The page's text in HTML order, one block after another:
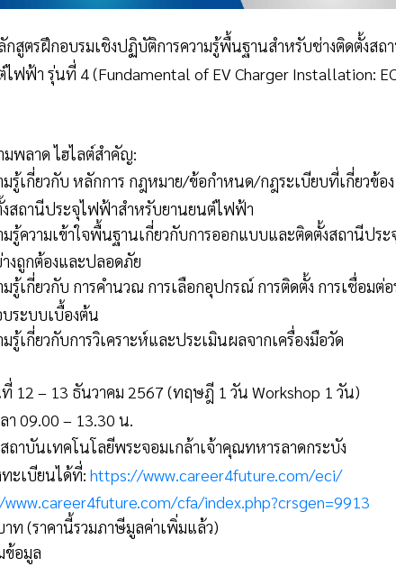
กสูตรฝึกอบรมเชิงปฏิบัติการความรู้พื้นฐานสำหรับช่างติดตั้งสถ
ไฟฟ้า รุ่นที่ 4 (Fundamental of EV Charger Installation:
มพลาด ไฮไลต์สำคัญ:
มรู้เกี่ยวกับ หลักการ กฎหมาย/ข้อกำหนด/กฎระเบียบที่เกี่ยวข้อ
งสถานีประจุไฟฟ้าสำหรับยานยนต์ไฟฟ้า
มรู้ความเข้าใจพื้นฐานเกี่ยวกับการออกแบบและติดตั้งสถานีปร
งถูกต้องและปลอดภัย
มรู้เกี่ยวกับ การคำนวณ การเลือกอุปกรณ์ การติดตั้ง การเชื่อมต่
ระบบเบื้องต้น
มรู้เกี่ยวกับการวิเคราะห์และประเมินผลจากเครื่องมือวัด
12 – 13 ธันวาคม 2567 (ทฤษฎี 1 วัน Workshop 1 วัน)
า 09.00 – 13.30 น.
ถาบันเทคโนโลยีพระจอมเกล้าเจ้าคุณทหารลาดกระบัง
ทะเบียนได้ที่: https://www.career4future.com/eci/
cfa/index.php?crsgen=9913
ท (ราคานี้รวมภาษีมูลค่าเพิ่มแล้ว)
ข้อมูล